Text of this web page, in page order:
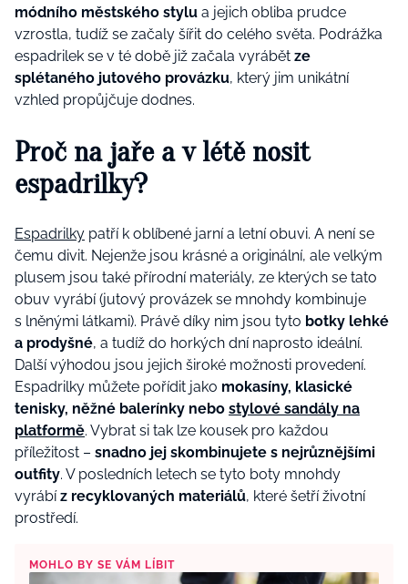
módního městského stylu a jejich obliba prudce
vzrostla, tudíž se začaly šířit do celého světa. Podrážka
espadrilek se v té době již začala vyrábět ze
splétaného jutového provázku, který jim unikátní
vzhled propůjčuje dodnes.
Proč na jaře a v létě nosit
espadrilky?
Espadrilky patří k oblíbené jarní a letní obuvi. A není se
čemu divit. Nejenže jsou krásné a originální, ale velkým
plusem jsou také přírodní materiály, ze kterých se tato
obuv vyrábí (jutový provázek se mnohdy kombinuje
s lněnými látkami). Právě díky nim jsou tyto botky lehké
a prodyšné, a tudíž do horkých dní naprosto ideální.
Další výhodou jsou jejich široké možnosti provedení.
Espadrilky můžete pořídit jako mokasíny, klasické
tenisky, něžné balerínky nebo stylové sandály na
platformě. Vybrat si tak lze kousek pro každou
příležitost – snadno jej skombinujete s nejrůznějšími
outfity. V posledních letech se tyto boty mnohdy
vyrábíz recyklovaných materiálů, které šetří životní
prostředí.
MOHLO BY SE VÁM LÍBIT